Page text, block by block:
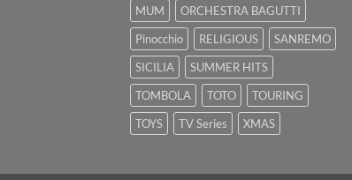
MUM
ORCHESTRA BAGUTTI
Pinocchio
RELIGIOUS
SANREMO
SICILIA
SUMMER HITS
TOMBOLA
TOTO
TOURING
TOYS
TV Series XMAS